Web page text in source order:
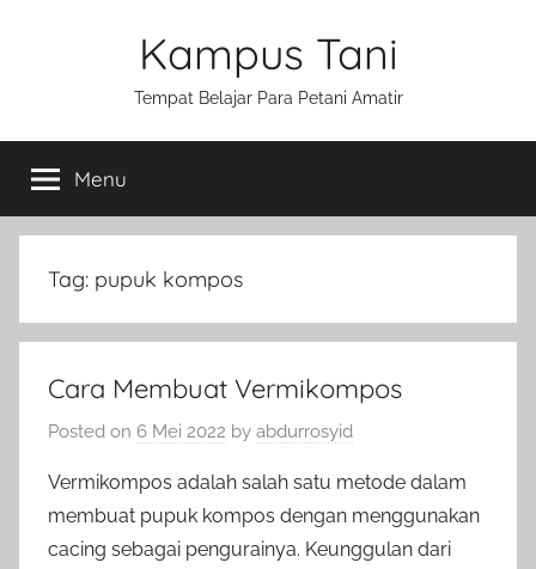
Kampus Tani
Tempat Belajar Para Petani Amatir
Menu
Tag: pupuk kompos
Cara Membuat Vermikompos
Posted on 6 Mei 2022 by abdurrosyid
Vermikompos adalah salah satu metode dalam
membuat pupuk kompos dengan menggunakan
cacing sebagai pengurainya. Keunggulan dari